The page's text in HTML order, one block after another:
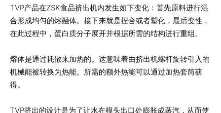
TVP产品在ZSK食品挤出机内发生如下变化：首先原料进行混
合形成均匀的熔融体。接下来就是捏合或者塑化，最后变性，
在此过程中，蛋白质分子展开并根据所需的结构进行重组。
熔体是通过耗散来加热的。这意味着由挤出机螺杆旋转引入的
机械能被转换为热能。所需的额外热能可以通过加热套筒获
得。
TVP挤出的设计是为了让水在模头出口处膨胀成蒸汽，从而使